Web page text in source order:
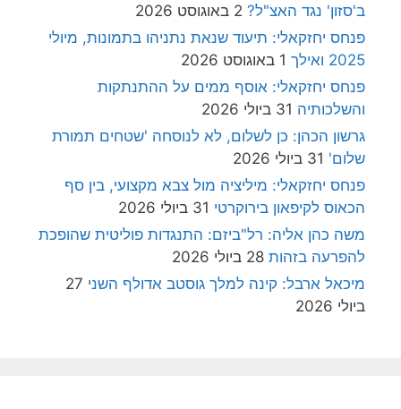
ב'סזון' נגד האצ"ל? 2 באוגוסט 2026
פנחס יחזקאלי: תיעוד שנאת נתניהו בתמונות, מיולי
2025 ואילך
1 באוגוסט 2026
פנחס יחזקאלי: אוסף ממים על ההתנתקות
והשלכותיה 31 ביולי 2026
גרשון הכהן: כן לשלום, לא לנוסחה 'שטחים תמורת
שלום' 31 ביולי 2026
פנחס יחזקאלי: מיליציה מול צבא מקצועי, בין סף
הכאוס לקיפאון בירוקרטי 31 ביולי 2026
משה כהן אליה: רל"ביזם: התנגדות פוליטית שהופכת
להפרעה בזהות 28 ביולי 2026
מיכאל ארבל: קינה למלך גוסטב אדולף השני 27
ביולי 2026